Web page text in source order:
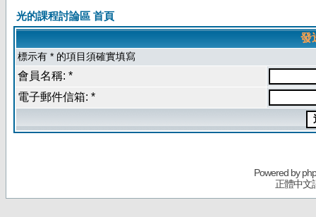
光的課程討論區 首頁
發
標示有 * 的項目須確實填寫
會員名稱: *
電子郵件信箱: *
Powered by
正體中文